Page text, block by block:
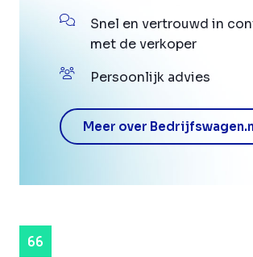
Snel en vertrouwd in
met de verkoper
Persoonlijk advies
Meer over